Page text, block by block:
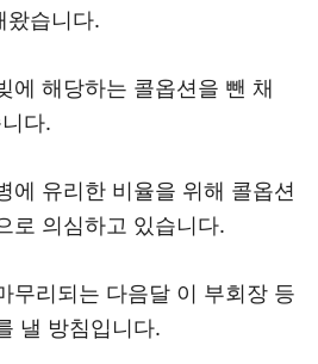
왔습니다.
에 해당하는 콜옵션을 뺀 채
다.
에 유리한 비율을 위해 콜옵션
로 의심하고 있습니다.
무리되는 다음달 이 부회장 등
낼 방침입니다.